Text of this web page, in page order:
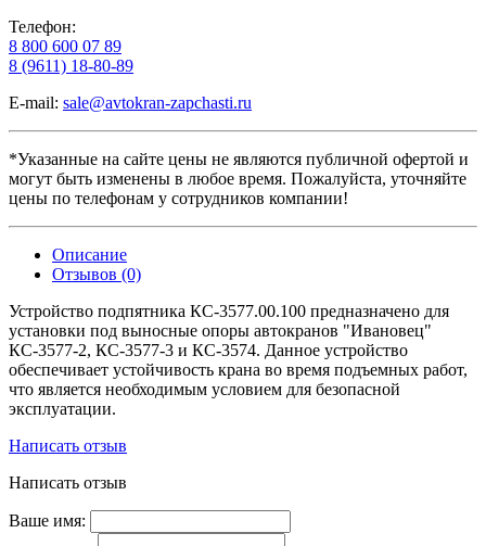
Телефон:
8 800 600 07 89
8 (9611) 18-80-89
E-mail: sale@avtokran-zapchasti.ru
*Указанные на сайте цены не являются публичной офертой и
могут быть изменены в любое время. Пожалуйста, уточняйте
цены по телефонам у сотрудников компании!
Описание
Отзывов (0)
Устройство подпятника КС-3577.00.100 предназначено для
установки под выносные опоры автокранов "Ивановец"
КС-3577-2, КС-3577-3 и КС-3574. Данное устройство
обеспечивает устойчивость крана во время подъемных работ,
что является необходимым условием для безопасной
эксплуатации.
Написать отзыв
Написать отзыв
Ваше имя: